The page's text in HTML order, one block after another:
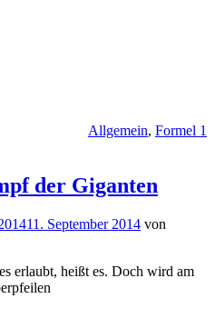
Allgemein, Formel 1
der Giganten
11. September 2014 von
erlaubt, heißt es. Doch wird am